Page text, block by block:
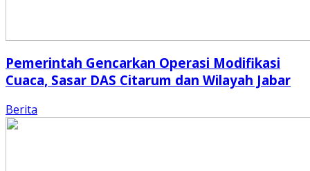
Pemerintah Gencarkan Operasi Modifikasi
Cuaca, Sasar DAS Citarum dan Wilayah Jabar
Berita